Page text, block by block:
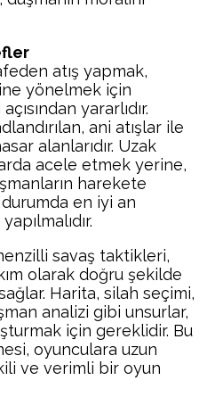
atış yapmak,
yönelmek için
yararlıdır.
ani atışlar ile
alanlarıdır. Uzak
acele etmek yerine,
harekete
en iyi an
savaş taktikleri,
olarak doğru şekilde
Harita, silah seçimi,
analizi gibi unsurlar,
için gereklidir. Bu
oyunculara uzun
ve verimli bir oyun